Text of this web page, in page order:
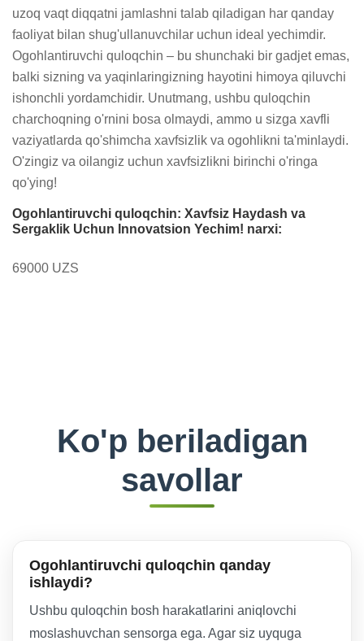
uzoq vaqt diqqatni jamlashni talab qiladigan har qanday
faoliyat bilan shug'ullanuvchilar uchun ideal yechimdir.
Ogohlantiruvchi quloqchin – bu shunchaki bir gadjet emas,
balki sizning va yaqinlaringizning hayotini himoya qiluvchi
ishonchli yordamchidir. Unutmang, ushbu quloqchin
charchoqning o'rnini bosa olmaydi, ammo u sizga xavfli
vaziyatlarda qo'shimcha xavfsizlik va ogohlikni ta'minlaydi.
O'zingiz va oilangiz uchun xavfsizlikni birinchi o'ringa
qo'ying!
Ogohlantiruvchi quloqchin: Xavfsiz Haydash va
Sergaklik Uchun Innovatsion Yechim! narxi:
69000 UZS
Ko'p beriladigan
savollar
Ogohlantiruvchi quloqchin qanday
ishlaydi?
Ushbu quloqchin bosh harakatlarini aniqlovchi
moslashuvchan sensorga ega. Agar siz uyquga